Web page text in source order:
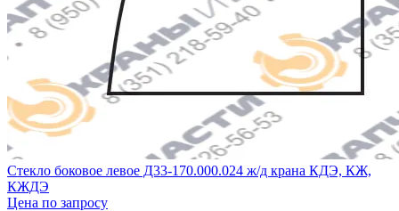
Стекло боковое левое Д33-170.000.024 ж/д крана КДЭ, КЖ,
КЖДЭ
Цена по запросу